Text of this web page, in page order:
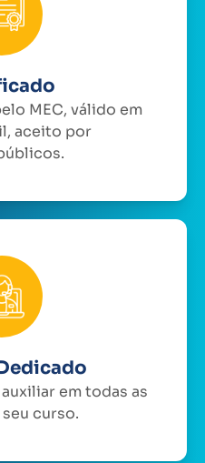
MEC, válido em
aceito por
em todas as
curso.